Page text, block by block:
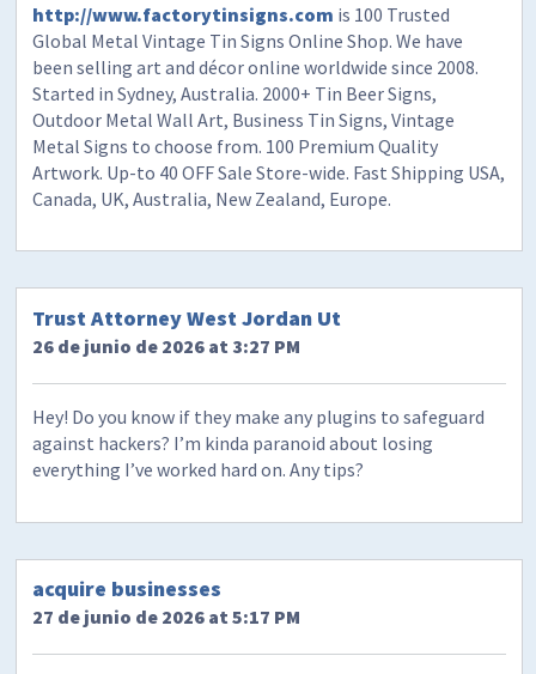
http://www.factorytinsigns.com is 100 Trusted
Global Metal Vintage Tin Signs Online Shop. We have
been selling art and décor online worldwide since 2008.
Started in Sydney, Australia. 2000+ Tin Beer Signs,
Outdoor Metal Wall Art, Business Tin Signs, Vintage
Metal Signs to choose from. 100 Premium Quality
Artwork. Up-to 40 OFF Sale Store-wide. Fast Shipping USA,
Canada, UK, Australia, New Zealand, Europe.
Trust Attorney West Jordan Ut
26 de junio de 2026 at 3:27 PM
Hey! Do you know if they make any plugins to safeguard
against hackers? I’m kinda paranoid about losing
everything I’ve worked hard on. Any tips?
acquire businesses
27 de junio de 2026 at 5:17 PM